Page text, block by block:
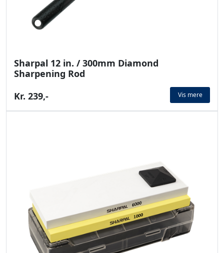
Sharpal 12 in. / 300mm Diamond
Sharpening Rod
Kr. 239,-
Vis mere